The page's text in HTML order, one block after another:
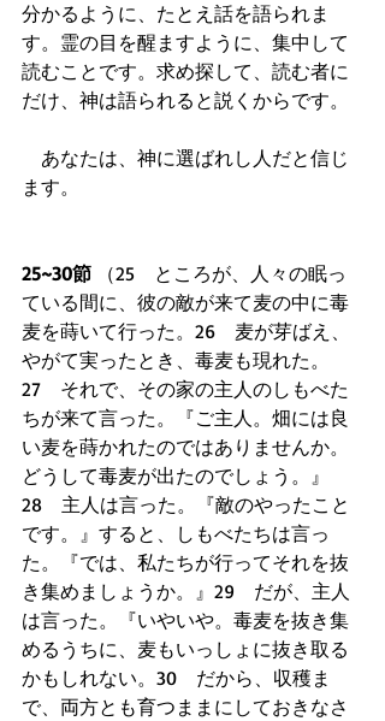
分かるように、たとえ話を語られま
す。霊の目を醒ますように、集中して
読むことです。求め探して、読む者に
だけ、神は語られると説くからです。
あなたは、神に選ばれし人だと信じ
ます。
25~30節 （25　ところが、人々の眠っ
ている間に、彼の敵が来て麦の中に毒
麦を蒔いて行った。26　麦が芽ばえ、
やがて実ったとき、毒麦も現れた。
27　それで、その家の主人のしもべた
ちが来て言った。『ご主人。畑には良
い麦を蒔かれたのではありませんか。
どうして毒麦が出たのでしょう。』
28　主人は言った。『敵のやったこと
です。』すると、しもべたちは言っ
た。『では、私たちが行ってそれを抜
き集めましょうか。』29　だが、主人
は言った。『いやいや。毒麦を抜き集
めるうちに、麦もいっしょに抜き取る
かもしれない。30　だから、収穫ま
で、両方とも育つままにしておきなさ